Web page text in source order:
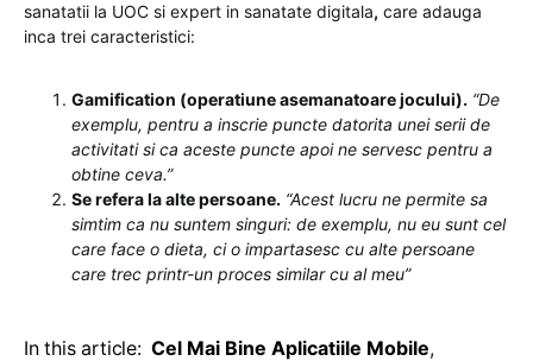
sanatatii la UOC si expert in sanatate digitala, care adauga
inca trei caracteristici:
Gamification (operatiune asemanatoare jocului). “De
exemplu, pentru a inscrie puncte datorita unei serii de
activitati si ca aceste puncte apoi ne servesc pentru a
obtine ceva.”
Se refera la alte persoane. “Acest lucru ne permite sa
simtim ca nu suntem singuri: de exemplu, nu eu sunt cel
care face o dieta, ci o impartasesc cu alte persoane
care trec printr-un proces similar cu al meu”
In this article: Cel Mai Bine Aplicatiile Mobile,